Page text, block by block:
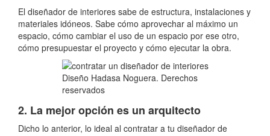
El diseñador de interiores sabe de estructura, instalaciones y
materiales idóneos. Sabe cómo aprovechar al máximo un
espacio, cómo cambiar el uso de un espacio por ese otro,
cómo presupuestar el proyecto y cómo ejecutar la obra.
Diseño Hadasa Noguera. Derechos
reservados
2. La mejor opción es un arquitecto
Dicho lo anterior, lo ideal al contratar a tu diseñador de